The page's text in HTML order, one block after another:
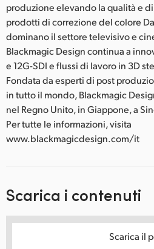
produzione elevando la qualità e
prodotti di correzione del colore
dominano il settore televisivo e
Blackmagic Design continua a
e 12G-SDI e flussi di lavoro in 3D
Fondata da esperti di post
in tutto il mondo, Blackmagic
nel Regno Unito, in Giappone, a
Per tutte le informazioni, visita
www.blackmagicdesign.com/it
Scarica i contenuti
Scarica il